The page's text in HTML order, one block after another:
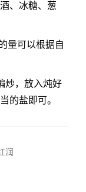
、冰糖、葱
量可以根据自
炒，放入炖好
的盐即可。
润